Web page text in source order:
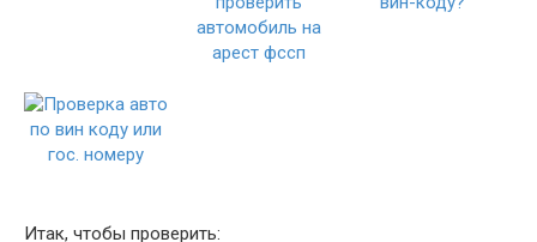
Итак, чтобы проверить: